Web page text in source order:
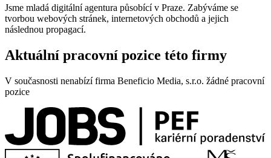
Jsme mladá digitální agentura působící v Praze. Zabýváme se
tvorbou webových stránek, internetových obchodů a jejich
následnou propagací.
Aktuální pracovní pozice této firmy
V současnosti nenabízí firma Beneficio Media, s.r.o. žádné pracovní
pozice